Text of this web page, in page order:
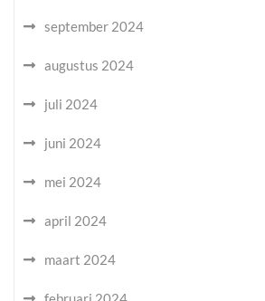
september 2024
augustus 2024
juli 2024
juni 2024
mei 2024
april 2024
maart 2024